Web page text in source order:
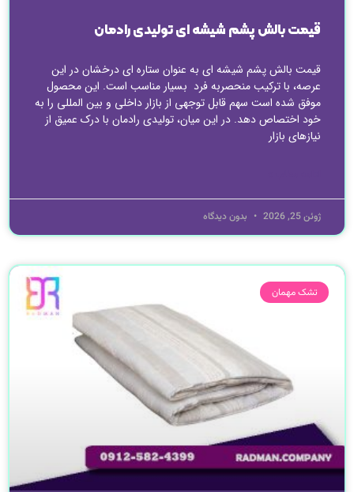
قیمت بالش پشم شیشه ای تولیدی رادمان
قیمت بالش پشم شیشه ای به عنوان ستاره ای درخشان در این
عرصه، با ترکیب منحصربه فرد بسیار مناسب است. این محصول
موفق شده است سهم قابل توجهی از بازار داخلی و بین المللی را به
خود اختصاص دهد. در این میان، تولیدی رادمان با درک عمیق از
نیازهای بازار
ژوئن 25, 2026 بدون دیدگاه
تشک مهمان